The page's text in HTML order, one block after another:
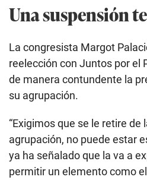
Una suspensión
La congresista Margot
reelección con Juntos por el
de manera contundente la
su agrupación.
“Exigimos que se le retire de
agrupación, no puede estar
ya ha señalado que la va a
permitir un elemento como